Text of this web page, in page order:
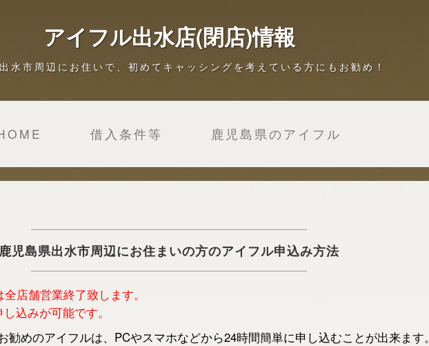
アイフル出水店(閉店)情報
水市周辺にお住いで、初めてキャッシングを考えている方にもお勧め！
借入条件等 鹿児島県のアイフル
鹿児島県出水市周辺にお住まいの方のアイフル申込み方法
店舗営業終了致します。
込みが可能です。
めのアイフルは、PCやスマホなどから24時間簡単に申し込むことが出来ます。